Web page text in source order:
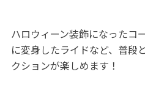
ハロウィーン装飾になったコ
に変身したライドなど、普段
クションが楽しめます！